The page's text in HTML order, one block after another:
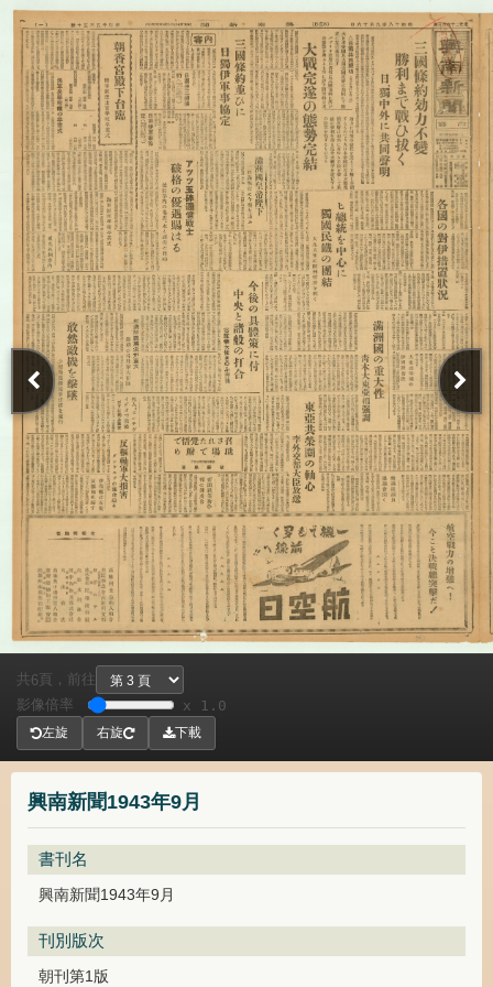
興南新聞1943年9月
書刊名
興南新聞1943年9月
刊別版次
朝刊第1版
共 6頁， 前往
影像倍率
x 1.0
左旋 右旋 下載